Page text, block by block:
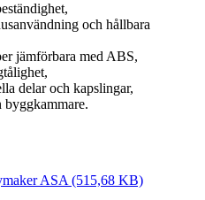
och hållbara
jämförbara med ABS,
delar och kapslingar,
byggkammare.
ASA (515,68 KB)